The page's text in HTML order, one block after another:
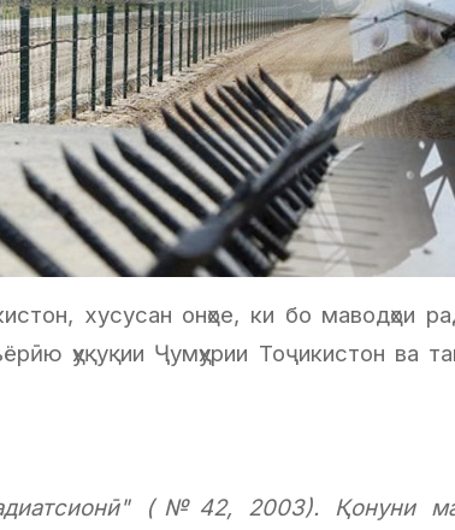
хусусан онҳое, ки бо маводҳои
ҳуқуқии Ҷумҳурии Тоҷикистон ва
(№42, 2003). Қонуни